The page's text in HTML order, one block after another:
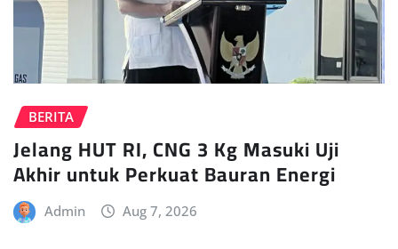
BERITA
Jelang HUT RI, CNG 3 Kg Masuki Uji
Akhir untuk Perkuat Bauran Energi
Admin Aug 7, 2026